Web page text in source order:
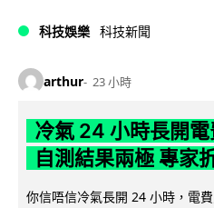
科技娛樂 科技新聞
arthur 23 小時
冷氣 24 小時長開
自測結果兩極 專家
你信唔信冷氣長開 24 小時，電